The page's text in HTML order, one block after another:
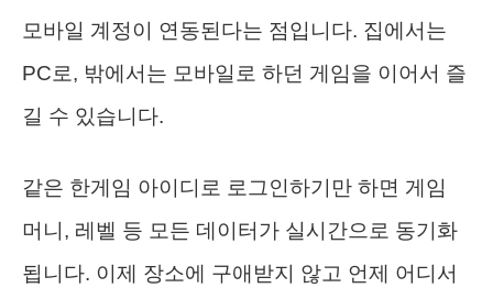
모바일 계정이 연동된다는 점입니다. 집에서는
PC로, 밖에서는 모바일로 하던 게임을 이어서 즐
길 수 있습니다.
같은 한게임 아이디로 로그인하기만 하면 게임
머니, 레벨 등 모든 데이터가 실시간으로 동기화
됩니다. 이제 장소에 구애받지 않고 언제 어디서